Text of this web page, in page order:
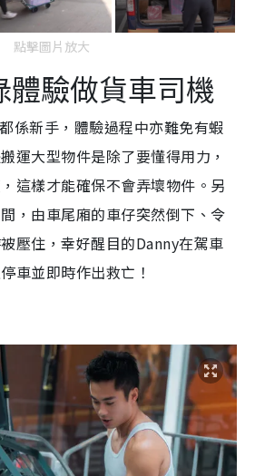
點擊圖片放大
體驗做貨車司機
係新手，體驗過程中亦難免有蝦
運大型物件是除了要懂得用力，
這樣才能確保不會弄壞物件。另
，由車尾廂的車仔突然倒下、令
壓住，幸好醒目的Danny在駕車
車並即時作出救亡！